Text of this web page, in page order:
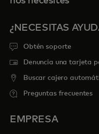
¿NECESITAS
Obtén soporte
Denuncia una tarjeta
Buscar cajero
Preguntas frecuentes
EMPRESA